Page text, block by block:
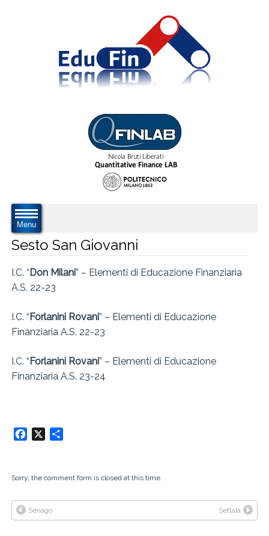
Menu
Sesto San Giovanni
I.C. “Don Milani” – Elementi di Educazione Finanziaria
A.S. 22-23
I.C. “Forlanini Rovani” – Elementi di Educazione
Finanziaria A.S. 22-23
I.C. “Forlanini Rovani” – Elementi di Educazione
Finanziaria A.S. 23-24
Facebook
Sorry, the comment form is closed at this time.
Senago Settala